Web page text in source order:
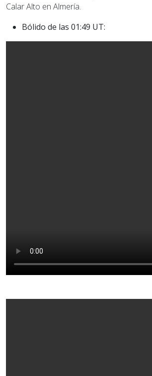
Calar Alto en Almería.
Bólido de las 01:49 UT: